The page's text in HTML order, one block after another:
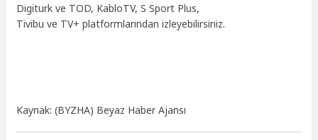
Digiturk ve TOD, KabloTV, S Sport Plus,
Tivibu ve TV+ platformlarından izleyebilirsiniz.
Kaynak: (BYZHA) Beyaz Haber Ajansı